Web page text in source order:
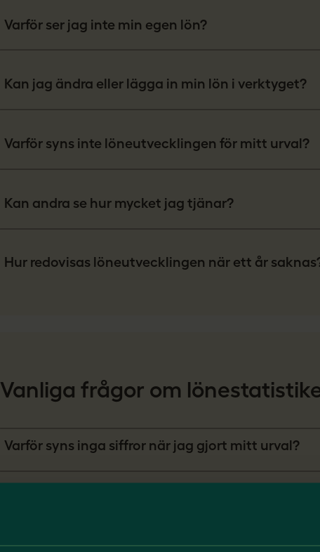
Varför ser jag inte min egen lön?
Kan jag ändra eller lägga in min lön i verktyget?
Varför syns inte löneutvecklingen för mitt urval?
Kan andra se hur mycket jag tjänar?
Hur redovisas löneutvecklingen när ett år
Vanliga frågor om
Varför syns inga siffror när jag gjort mitt urval?